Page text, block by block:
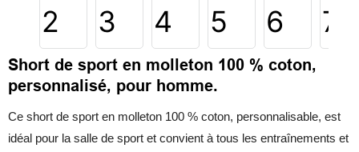
Short de sport en molleton 100 % coton,
personnalisé, pour homme.
Ce short de sport en molleton 100 % coton, personnalisable, est
idéal pour la salle de sport et convient à tous les entraînements et